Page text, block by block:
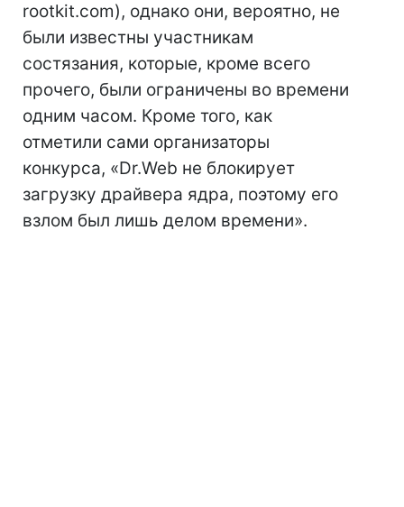
rootkit.com), однако они, вероятно, не
были известны участникам
состязания, которые, кроме всего
прочего, были ограничены во времени
одним часом. Кроме того, как
отметили сами организаторы
конкурса, «Dr.Web не блокирует
загрузку драйвера ядра, поэтому его
взлом был лишь делом времени».